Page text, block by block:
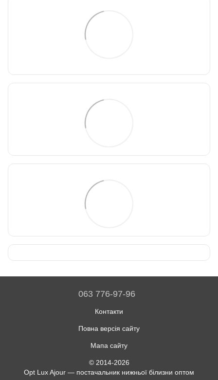
063 776-97-96
Контакти
Повна версія сайту
Мапа сайту
© 2014-2026
Opt Lux Ajour — постачальник нижньої білизни оптом